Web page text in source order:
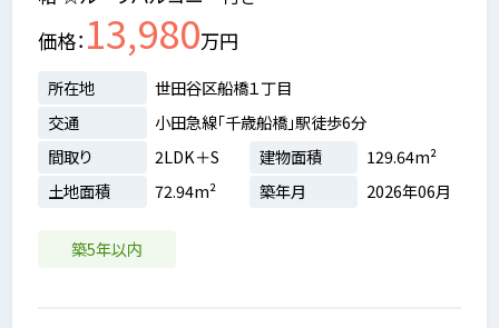
価格 13,980万円
所在地
世田谷区船橋１丁目
交通
小田急線「千歳船橋」駅徒歩6分
間取り
2LDK＋S 建物面積
129.64m²
土地面積
72.94m² 築年月 2026年06月
築5年以内